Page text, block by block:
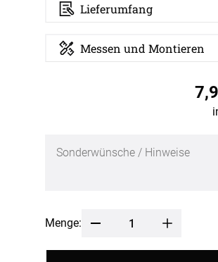
Lieferumfang
Messen und Montieren
Menge: